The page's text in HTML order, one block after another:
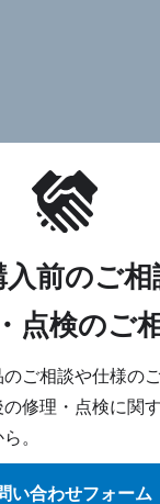
入前のご相
点検のご
ご相談や仕様の
修理・点検に関
。
い合わせフォーム